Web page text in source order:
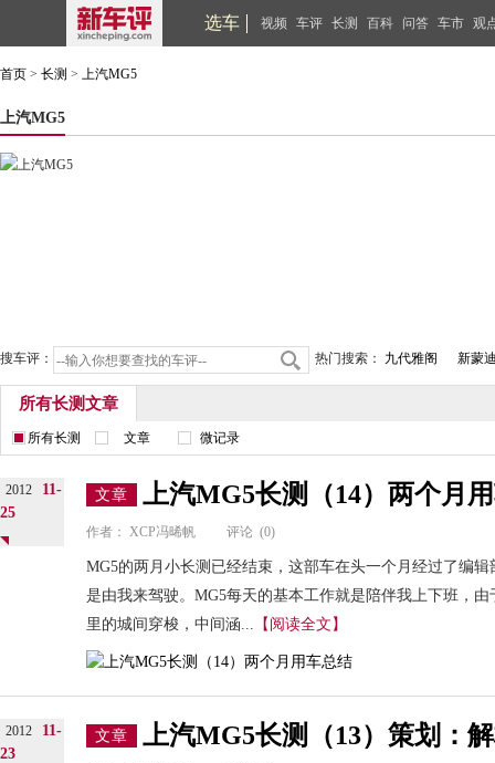
选车 视频 车评 长测 百科 问答 车市 观
首页 > 长测 > 上汽MG5
上汽MG5
搜车评： 热门搜索： 九代雅阁 新蒙
所有长测文章
所有长测 文章 微记录
2012
11-
25
文章 上汽MG5长测（14）两个月
作者： XCP冯晞帆 评论 (0)
MG5的两月小长测已经结束，这部车在头一个月经过了编
是由我来驾驶。MG5每天的基本工作就是陪伴我上下班，
里的城间穿梭，中间涵... 【阅读全文】
2012
11-
23
文章 上汽MG5长测（13）策划：